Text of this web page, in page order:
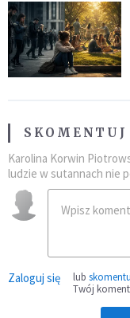
Karolina Korwin
ludzie w sutannach nie
Zaloguj się lub
Twój